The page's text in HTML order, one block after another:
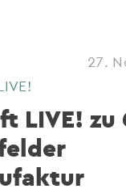
27.
LIVE! zu